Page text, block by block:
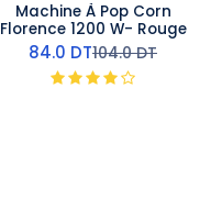
Machine À Pop Corn
Florence 1200 W- Rouge
84.0 DT104.0DT